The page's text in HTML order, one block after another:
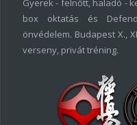
Gyerek - felnőtt, haladó -
box oktatás és
önvédelem. Budapest X.,
verseny, privát tréning.